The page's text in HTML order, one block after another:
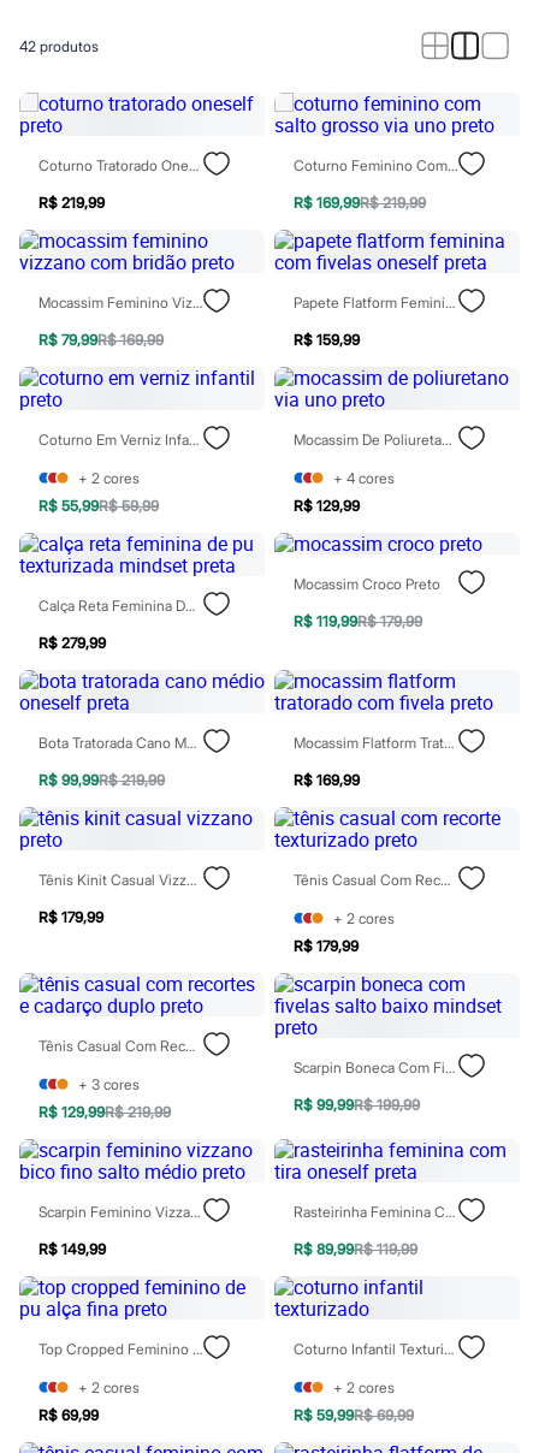
Básicos
Casacos e Jaquetas
Jeans
Macacões
Saias
Shorts e Bermudas
Vestidos
Bolsas
Bonés e Chapéus
Cintos
Óculos
Relógios
Calçados
Botas
Chinelos
Rasteirinhas
Sapatilhas
Tênis
City
Clock House
Sawary
Yessica
Moda esportiva
Acessórios
Blusas
Calçados
Leggings
Tops
Moda íntima
Calcinhas
Cintas e Modeladores
Meias
Pijamas
Sutiãs e Tops
Maiôs
Saídas de praia
Personagens
Plus size
Calças
Casacos e Jaquetas
Moda esportiva
Shorts e Saias
Masculino
Em alta
Dia dos Pais
Inverno
Novidades
Roupas
Bermudas
Calças
Camisetas e Regatas
42 produtos
Coturno Tratorado Oneself Preto
R$ 219,99
Coturno Feminino Com Salto Grosso Via Uno Preto
R$ 169,99R$ 219,99
Mocassim Feminino Vizzano Com Bridão Preto
R$ 79,99R$ 169,99
Papete Flatform Feminina Com Fivelas Oneself Preta
R$ 159,99
Coturno Em Verniz Infantil Preto
+ 2 cores
R$ 55,99R$ 59,99
Mocassim De Poliuretano Via Uno Preto
+ 4 cores
R$ 129,99
Calça Reta Feminina De Pu Texturizada Mindset Preta
R$ 279,99
Mocassim Croco Preto
R$ 119,99R$ 179,99
Bota Tratorada Cano Médio Oneself Preta
R$ 99,99R$ 219,99
Mocassim Flatform Tratorado Com Fivela Preto
R$ 169,99
Tênis Kinit Casual Vizzano Preto
R$ 179,99
Tênis Casual Com Recorte Texturizado Preto
+ 2 cores
R$ 179,99
Tênis Casual Com Recortes E Cadarço Duplo Preto
+ 3 cores
R$ 129,99R$ 219,99
Scarpin Boneca Com Fivelas Salto Baixo Mindset Preto
R$ 99,99R$ 199,99
Scarpin Feminino Vizzano Bico Fino Salto Médio Preto
R$ 149,99
Rasteirinha Feminina Com Tira Oneself Preta
R$ 89,99R$ 119,99
Top Cropped Feminino De Pu Alça Fina Preto
+ 2 cores
R$ 69,99
Coturno Infantil Texturizado
+ 2 cores
R$ 59,99R$ 69,99